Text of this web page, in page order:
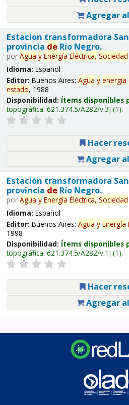
Agregar
Estacion transformadora
provincia deRío Negro.
por Agua y Energía Eléctrica, Sociedad
Idioma: Español
Editor: Buenos Aires: Agua y energía
estado, 1988
Disponibilidad: Ítems disponibles
topográfica: 621.374.5/A282/v.3 (1).
Hacer
Agregar
Estación transformadora
provincia deRío Negro.
por Agua y Energía Eléctrica, Sociedad
Idioma: Español
Editor: Buenos Aires: Agua y Energía
1998
Disponibilidad: Ítems disponibles
topográfica: 621.374.5/A282/v.1 (1).
Hacer
Agregar